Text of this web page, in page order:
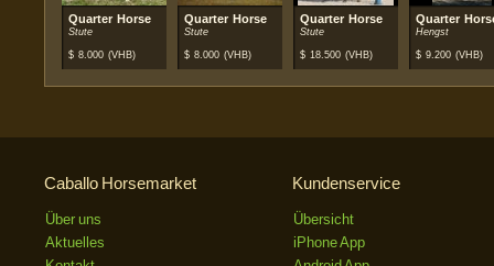
Quarter Horse
Stute
$ 8.000 (VHB)
Quarter Horse
Stute
$ 8.000 (VHB)
Quarter Horse
Stute
$ 18.500 (VHB)
Quarter
Hengst
$ 9.200 (VHB)
Caballo Horsemarket
Über uns
Aktuelles
Kundenservice
Übersicht
iPhone App